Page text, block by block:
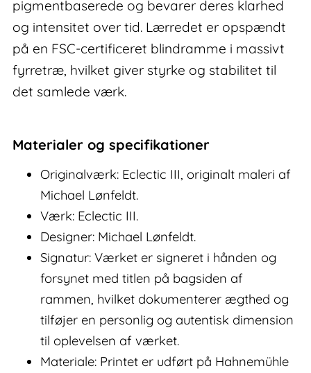
pigmentbaserede og bevarer deres klarhed
og intensitet over tid. Lærredet er opspændt
på en FSC-certificeret blindramme i massivt
fyrretræ, hvilket giver styrke og stabilitet til
det samlede værk.
Materialer og specifikationer
Originalværk: Eclectic III, originalt maleri af
Michael Lønfeldt.
Værk: Eclectic III.
Designer: Michael Lønfeldt.
Signatur: Værket er signeret i hånden og
forsynet med titlen på bagsiden af
rammen, hvilket dokumenterer ægthed og
tilføjer en personlig og autentisk dimension
til oplevelsen af værket.
Materiale: Printet er udført på Hahnemühle